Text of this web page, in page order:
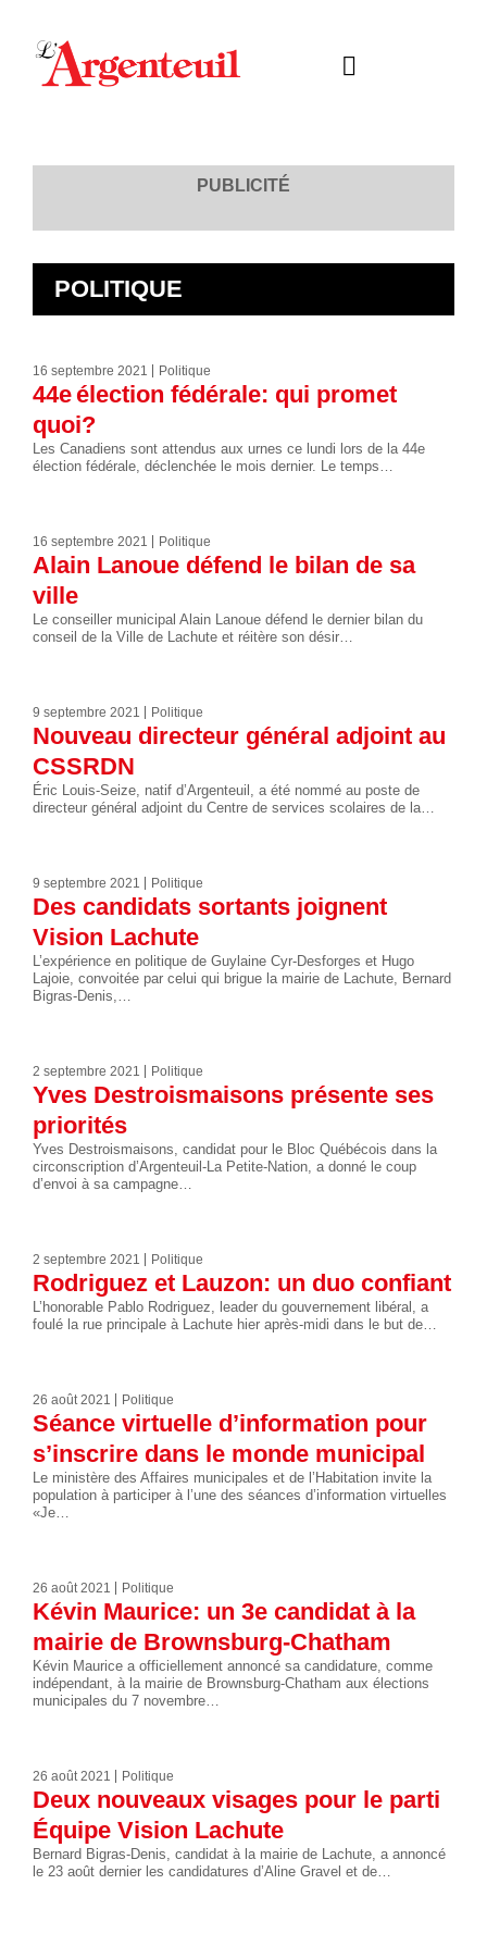
PUBLICITÉ
POLITIQUE
16 septembre 2021 Politique
44e élection fédérale: qui promet
quoi?
Les Canadiens sont attendus aux urnes ce lundi lors de la 44e
élection fédérale, déclenchée le mois dernier. Le temps…
16 septembre 2021 Politique
Alain Lanoue défend le bilan de sa
ville
Le conseiller municipal Alain Lanoue défend le dernier bilan du
conseil de la Ville de Lachute et réitère son désir…
9 septembre 2021 Politique
Nouveau directeur général adjoint au
CSSRDN
Éric Louis-Seize, natif d’Argenteuil, a été nommé au poste de
directeur général adjoint du Centre de services scolaires de la…
9 septembre 2021 Politique
Des candidats sortants joignent
Vision Lachute
L’expérience en politique de Guylaine Cyr-Desforges et Hugo
Lajoie, convoitée par celui qui brigue la mairie de Lachute, Bernard
Bigras-Denis,…
2 septembre 2021 Politique
Yves Destroismaisons présente ses
priorités
Yves Destroismaisons, candidat pour le Bloc Québécois dans la
circonscription d’Argenteuil-La Petite-Nation, a donné le coup
d’envoi à sa campagne…
2 septembre 2021 Politique
Rodriguez et Lauzon: un duo confiant
L’honorable Pablo Rodriguez, leader du gouvernement libéral, a
foulé la rue principale à Lachute hier après-midi dans le but de…
26 août 2021 Politique
Séance virtuelle d’information pour
s’inscrire dans le monde municipal
Le ministère des Affaires municipales et de l’Habitation invite la
population à participer à l’une des séances d’information virtuelles
«Je…
26 août 2021 Politique
Kévin Maurice: un 3e candidat à la
mairie de Brownsburg-Chatham
Kévin Maurice a officiellement annoncé sa candidature, comme
indépendant, à la mairie de Brownsburg-Chatham aux élections
municipales du 7 novembre…
26 août 2021 Politique
Deux nouveaux visages pour le parti
Équipe Vision Lachute
Bernard Bigras-Denis, candidat à la mairie de Lachute, a annoncé
le 23 août dernier les candidatures d’Aline Gravel et de…